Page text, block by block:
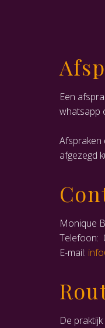
Een
whatsapp
afgezegd
Monique
Telefoon:
E-mail:
De